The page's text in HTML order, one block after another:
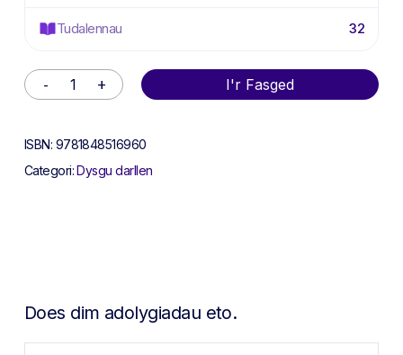
Tudalennau 32
I'r Fasged
Alternative:
ISBN: 9781848516960
Categori:Dysgu darllen
Does dim adolygiadau eto.